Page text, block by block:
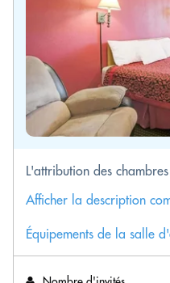
L'attribution des
Afficher la description
Équipements de la salle